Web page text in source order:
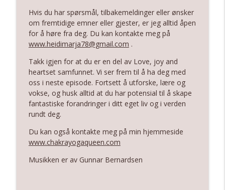
Hvis du har spørsmål, tilbakemeldinger eller ønsker
om fremtidige emner eller gjester, er jeg alltid åpen
for å høre fra deg. Du kan kontakte meg på
www.heidimarja78@gmail.com .
Takk igjen for at du er en del av Love, joy and
heartset samfunnet. Vi ser frem til å ha deg med
oss i neste episode. Fortsett å utforske, lære og
vokse, og husk alltid at du har potensial til å skape
fantastiske forandringer i ditt eget liv og i verden
rundt deg.
Du kan også kontakte meg på min hjemmeside
www.chakrayogaqueen.com
Musikken er av Gunnar Bernardsen